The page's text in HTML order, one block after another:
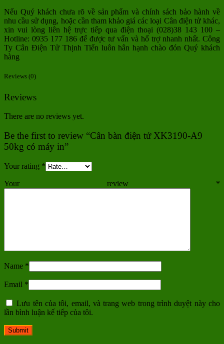
Nếu Quý khách chưa rõ về sản phẩm và chính sách bảo hành về
nhu cầu sử dụng, hoặc cần tham khảo giá các loại Cân điện tử khác,
xin vui lòng liên hệ trực tiếp qua điện thoại (028)38 143 100 –
Hotline: 0935 177 186 để được tư vấn và hổ trợ nhanh nhất. Công
Ty Cân Điện Tử Thịnh Tiến luôn hân hạnh chào đón Quý khách
hàng
Reviews (0)
Reviews
There are no reviews yet.
Be the first to review “Cân bàn điện tử XK3190-A9
50kg có máy in”
Your rating *
Your review *
Name *
Email *
Lưu tên của tôi, email, và trang web trong trình duyệt này cho
lần bình luận kế tiếp của tôi.